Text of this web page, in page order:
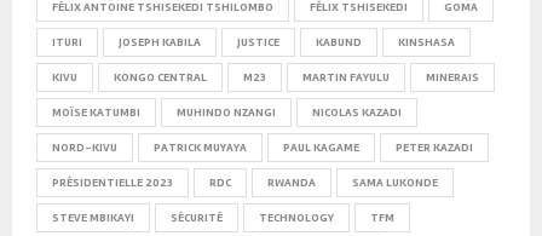
FÉLIX ANTOINE TSHISEKEDI TSHILOMBO FÉLIX TSHISEKEDI GOMA
ITURI JOSEPH KABILA JUSTICE KABUND KINSHASA
KIVU KONGO CENTRAL M23 MARTIN FAYULU MINERAIS
MOÏSE KATUMBI MUHINDO NZANGI NICOLAS KAZADI
NORD-KIVU PATRICK MUYAYA PAUL KAGAME PETER KAZADI
PRÉSIDENTIELLE 2023 RDC RWANDA SAMA LUKONDE
STEVE MBIKAYI SÉCURITÉ TECHNOLOGY TFM